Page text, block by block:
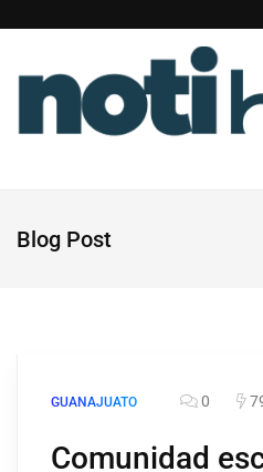
Blog Post
GUANAJUATO 0
Comunidad